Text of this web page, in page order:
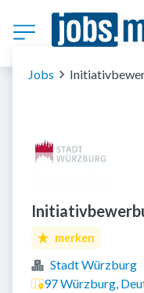
Jobs
merken
Stadt Würzburg
97 Würzburg,